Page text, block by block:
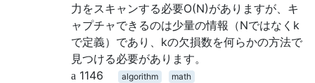
力をスキャンする必要O(N)がありますが、キ
ャプチャできるのは少量の情報（Nではなくk
で定義）であり、kの欠損数を何らかの方法で
見つける必要があります。
1146
algorithm math